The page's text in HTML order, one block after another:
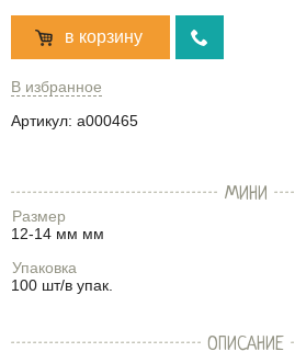
в корзину
В избранное
Артикул: a000465
МИНИ
Размер
12-14 мм мм
Упаковка
100 шт/в упак.
ОПИСАНИЕ